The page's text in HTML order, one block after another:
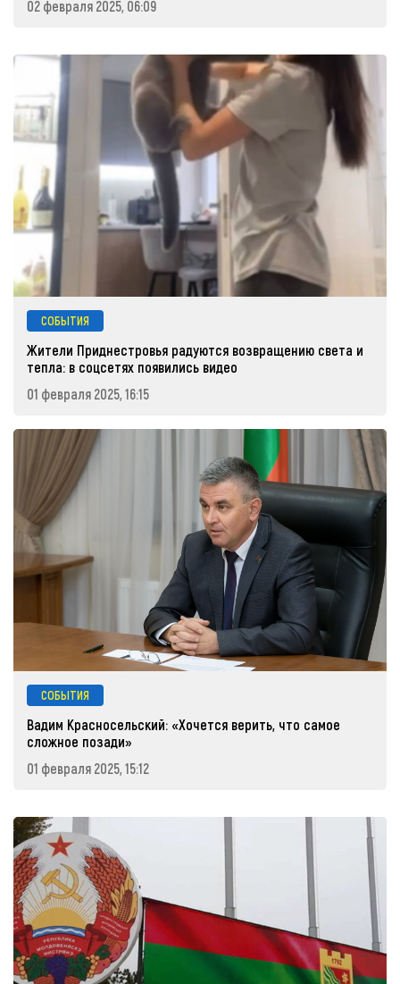
02 февраля 2025, 06:09
СОБЫТИЯ
Жители Приднестровья радуются возвращению света и
тепла: в соцсетях появились видео
01 февраля 2025, 16:15
СОБЫТИЯ
Вадим Красносельский: «Хочется верить, что самое
сложное позади»
01 февраля 2025, 15:12